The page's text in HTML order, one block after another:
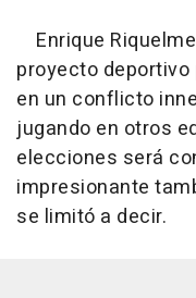
Enrique
proyecto
en un conflicto
jugando en otros
elecciones será
impresionante
se limitó a decir.